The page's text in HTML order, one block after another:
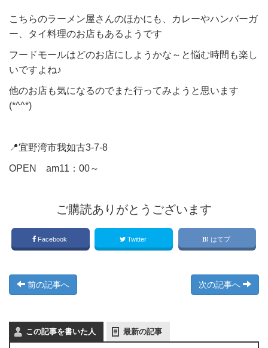
こちらのラーメン屋さんのほかにも、カレーやハンバーガ
ー、タイ料理のお店もあるようです
フードモールはどのお店にしようかな～と悩む時間も楽し
いですよね♪
他のお店も気になるのでまた行ってみようと思います
(*^^*)
📍宜野湾市我如古3-7-8
OPEN am11：00～
ご購読ありがとうございます
Facebook Twitter はてブ
前の記事へ 次の記事へ
この記事を書いた人 最新の記事